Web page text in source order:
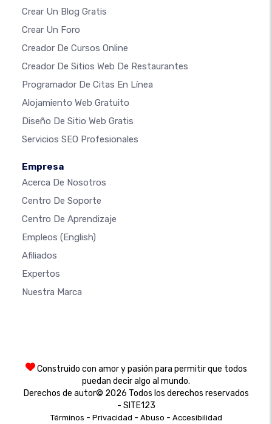
Crear Un Blog Gratis
Crear Un Foro
Creador De Cursos Online
Creador De Sitios Web De Restaurantes
Programador De Citas En Línea
Alojamiento Web Gratuito
Diseño De Sitio Web Gratis
Servicios SEO Profesionales
Empresa
Acerca De Nosotros
Centro De Soporte
Centro De Aprendizaje
Empleos (English)
Afiliados
Expertos
Nuestra Marca
Construido con amor y pasión para permitir que todos
puedan decir algo al mundo.
Derechos de autor© 2026 Todos los derechos reservados
- SITE123
Términos - Privacidad - Abuso - Accesibilidad